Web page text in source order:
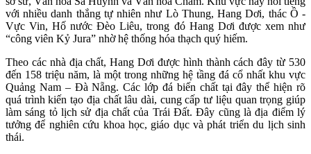
với nhiều danh thắng tự nhiên như Lò Thung, Hang Dơi, thác Ồ -
Vực Vin, Hố nước Đèo Liêu, trong đó Hang Dơi được xem như
“công viên Kỷ Jura” nhờ hệ thống hóa thạch quý hiếm.
Theo các nhà địa chất, Hang Dơi được hình thành cách đây từ 530
đến 158 triệu năm, là một trong những hệ tầng đá cổ nhất khu vực
Quảng Nam – Đà Nẵng. Các lớp đá biến chất tại đây thể hiện rõ
quá trình kiến tạo địa chất lâu dài, cung cấp tư liệu quan trọng giúp
làm sáng tỏ lịch sử địa chất của Trái Đất. Đây cũng là địa điểm lý
tưởng để nghiên cứu khoa học, giáo dục và phát triển du lịch sinh
thái.